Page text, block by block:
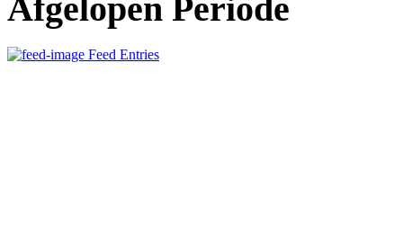
Afgelopen Periode
Feed Entries